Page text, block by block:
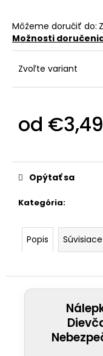
Môžeme doručiť do:
Možnosti
Zvoľte variant
od €3,49
Kategória:
Opýtať sa
Popis